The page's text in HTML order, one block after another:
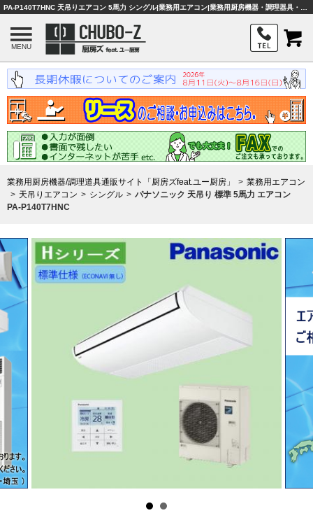
MENU
業務用厨房機器/調理道具通販サイト「厨房ズfeat.ユー厨房」
業務用エアコン
天吊りエアコン
シングル
パナソニック 天吊り 標準 5馬力 エアコン
PA-P140T7HNC